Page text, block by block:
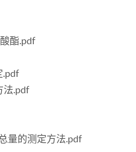
酯.pdf
.pdf
法.pdf
量的测定方法.pdf